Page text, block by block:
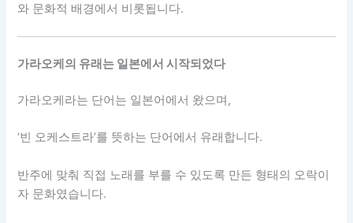
와 문화적 배경에서 비롯됩니다.
가라오케의 유래는 일본에서 시작되었다
가라오케라는 단어는 일본어에서 왔으며,
‘빈 오케스트라’를 뜻하는 단어에서 유래합니다.
반주에 맞춰 직접 노래를 부를 수 있도록 만든 형태의 오락이
자 문화였습니다.